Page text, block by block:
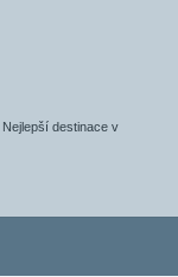
Nejlepší destinace v